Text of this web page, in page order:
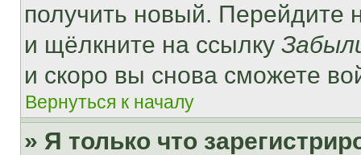
получить новый. Перейдите
и щёлкните на ссылку
и скоро вы снова сможете
Вернуться к началу
» Я только что